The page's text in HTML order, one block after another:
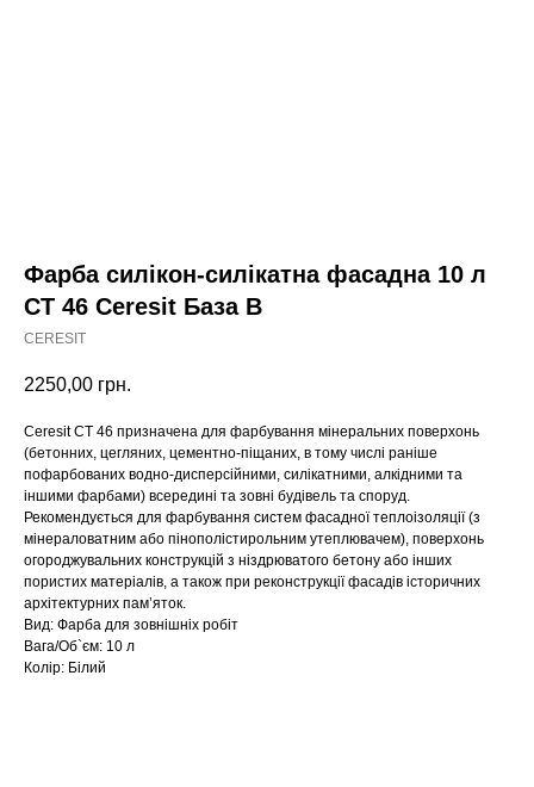
Фарба силікон-силікатна фасадна 10 л
CT 46 Ceresit База B
CERESIT
2250,00 грн.
Ceresit СТ 46 призначена для фарбування мінеральних поверхонь
(бетонних, цегляних, цементно-піщаних, в тому числі раніше
пофарбованих водно-дисперсійними, силікатними, алкідними та
іншими фарбами) всередині та зовні будівель та споруд.
Рекомендується для фарбування систем фасадної теплоізоляції (з
мінераловатним або пінополістирольним утеплювачем), поверхонь
огороджувальних конструкцій з ніздрюватого бетону або інших
пористих матеріалів, а також при реконструкції фасадів історичних
архітектурних пам’яток.
Вид: Фарба для зовнішніх робіт
Вага/Об`єм: 10 л
Колір: Білий